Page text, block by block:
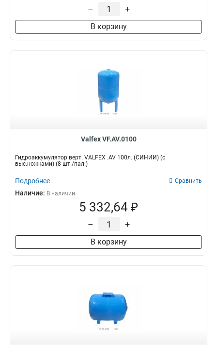
– +
В корзину
Valfex VF.AV.0100
Гидроаккумулятор верт. VALFEX .AV 100л. (СИНИЙ) (с
выс.ножками) (8 шт./пал.)
Подробнее Сравнить
Наличие: В наличии
5 332,64 ₽
– +
В корзину